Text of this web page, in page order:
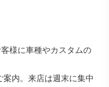
様に車種やカスタムの
内。来店は週末に集中